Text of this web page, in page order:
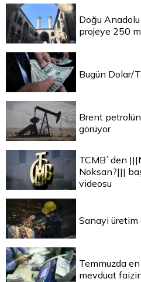
Doğu
projeye 250
Bugün Dolar/
Brent
görüyor
TCMB`den
Noksan?|||
videosu
Sanayi üretim
Temmuzda
mevduat